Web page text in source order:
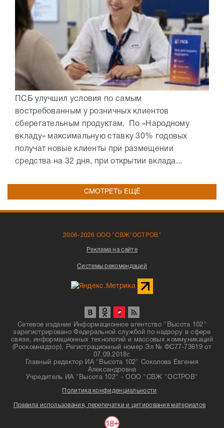
ПСБ улучшил условия по самым
востребованным у розничных клиентов
сберегательным продуктам. По «Народному
вкладу» максимальную ставку 30% годовых
получат новые клиенты при размещении
средства на 32 дня, при открытии вклада...
СМОТРЕТЬ ЕЩЁ
2006-2026 ООО "СВЖ"ОСТРОВ"
Реклама на сайте
Системы рекомендаций
Сетевое издание Информационное агентство "Высота 102"
зарегистрировано Федеральной службой по надзору в сфере
связи, информационных технологий и массовых коммуникаций
(Роскомнадзор). Регистрационный номер Эл № ФС77-73619 от
07.09.2018г.
Главный редактор ИА "Высота 102" Соколова Евгения
Александровна
Учредитель ИА "Высота 102" - ООО "СВЖ "ОСТРОВ"
Политика конфиденциальности
Правила использования, перепечатки и цитирования материалов